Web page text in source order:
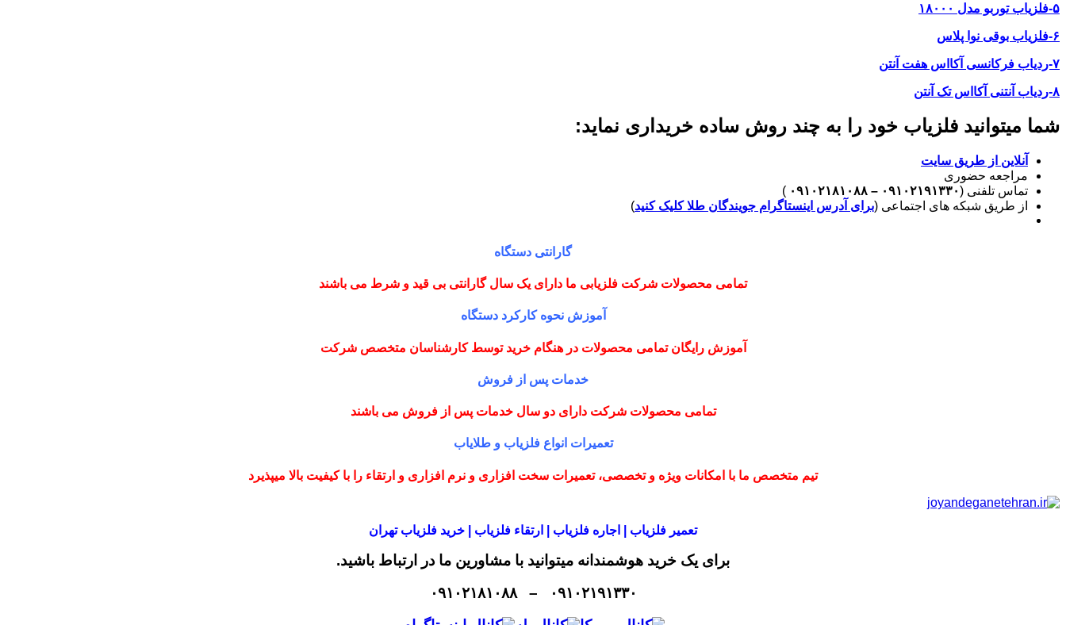
۵-فلزیاب توربو مدل ۱۸۰۰۰
۶-فلزیاب بوقی نوا پلاس
۷-ردیاب فرکانسی آکااس هفت آنتن
۸-ردیاب آنتنی آکااس تک آنتن
شما میتوانید فلزیاب خود را به چند روش ساده خریداری نماید:
آنلاین از طریق سایت
مراجعه حضوری
تماس تلفنی (۰۹۱۰۲۱۹۱۳۳۰ – ۰۹۱۰۲۱۸۱۰۸۸
)
از طریق شبکه های اجتماعی (برای آدرس اینستاگرام جویندگان طلا کلیک کنید)
گارانتی دستگاه
تمامی محصولات شرکت فلزیابی ما دارای یک سال گارانتی بی قید و شرط می باشند
آموزش نحوه کارکرد دستگاه
آموزش رایگان تمامی محصولات در هنگام خرید توسط کارشناسان متخصص شرکت
خدمات پس از فروش
تمامی محصولات شرکت دارای دو سال خدمات پس از فروش می باشند
تعمیرات انواع فلزیاب و طلایاب
تیم متخصص ما با امکانات ویژه و تخصصی، تعمیرات سخت افزاری و نرم افزاری و ارتقاء را با کیفیت بالا میپذیرد
تعمیر فلزیاب | اجاره فلزیاب | ارتقاء فلزیاب | خرید فلزیاب تهران
برای یک خرید هوشمندانه میتوانید با مشاورین ما در ارتباط باشید.
۰۹۱۰۲۱۹۱۳۳۰ – ۰۹۱۰۲۱۸۱۰۸۸